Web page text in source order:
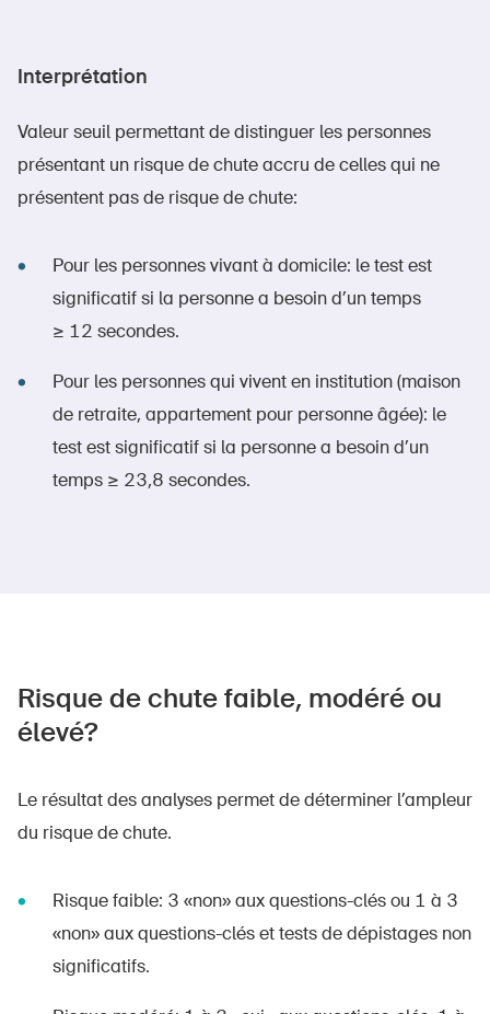
DE FR IT
Interprétation
Valeur seuil permettant de distinguer les personnes
présentant un risque de chute accru de celles qui ne
présentent pas de risque de chute:
Pour les personnes vivant à domicile: le test est
significatif si la personne a besoin d’un temps
≥ 12 secondes.
Pour les personnes qui vivent en institution (maison
de retraite, appartement pour personne âgée): le
test est significatif si la personne a besoin d’un
temps ≥ 23,8 secondes.
Risque de chute faible, modéré ou
élevé?
Le résultat des analyses permet de déterminer l’ampleur
du risque de chute.
Risque faible: 3 «non» aux questions-clés ou 1 à 3
«non» aux questions-clés et tests de dépistages non
significatifs.